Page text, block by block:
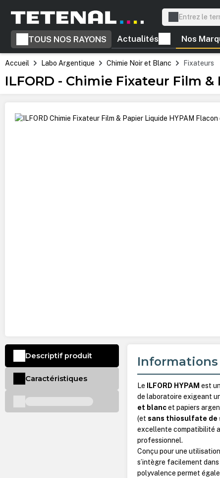
Passer à la navigation principale
TOUS NOS RAYONS Actualités Nos
Accueil Labo Argentique Chimie Noir et Blanc Fixateurs
ILFORD - Chimie Fixateur Film
Ignorer la galerie d'images
Le ILFORD HYPAM est
de laboratoire exigeant
et blancet papiers
(etsans thiosulfate de
excellente compatibilité
professionnel.
Conçu pour une
s’intègre facilement
polyvalence permet
Descriptif produit
Caractéristiques